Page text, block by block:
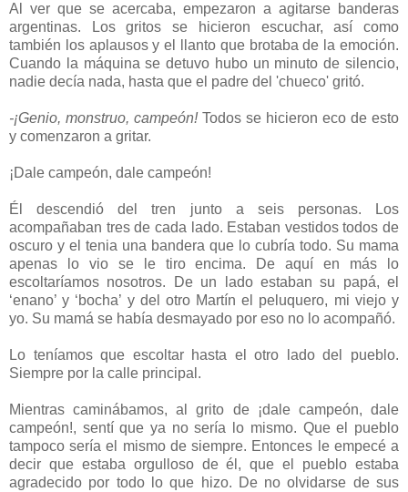
Al ver que se acercaba, empezaron a agitarse banderas
argentinas. Los gritos se hicieron escuchar, así como
también los aplausos y el llanto que brotaba de la emoción.
Cuando la máquina se detuvo hubo un minuto de silencio,
nadie decía nada, hasta que el padre del 'chueco' gritó.
-¡Genio, monstruo, campeón!Todos se hicieron eco de esto
y comenzaron a gritar.
¡Dale campeón, dale campeón!
Él descendió del tren junto a seis personas. Los
acompañaban tres de cada lado. Estaban vestidos todos de
oscuro y el tenia una bandera que lo cubría todo. Su mama
apenas lo vio se le tiro encima. De aquí en más lo
escoltaríamos nosotros. De un lado estaban su papá, el
‘enano’ y ‘bocha’ y del otro Martín el peluquero, mi viejo y
yo. Su mamá se había desmayado por eso no lo acompañó.
Lo teníamos que escoltar hasta el otro lado del pueblo.
Siempre por la calle principal.
Mientras caminábamos, al grito de ¡dale campeón, dale
campeón!, sentí que ya no sería lo mismo. Que el pueblo
tampoco sería el mismo de siempre. Entonces le empecé a
decir que estaba orgulloso de él, que el pueblo estaba
agradecido por todo lo que hizo. De no olvidarse de sus